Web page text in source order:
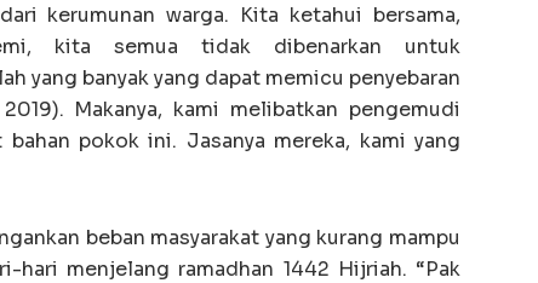
kerumunan warga. Kita ketahui bersama,
kita semua tidak dibenarkan untuk
yang banyak yang dapat memicu penyebaran
Makanya, kami melibatkan pengemudi
pokok ini. Jasanya mereka, kami yang
beban masyarakat yang kurang mampu
hari menjelang ramadhan 1442 Hijriah. “Pak